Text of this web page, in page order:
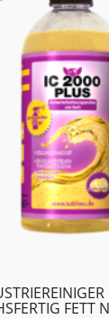
FETT